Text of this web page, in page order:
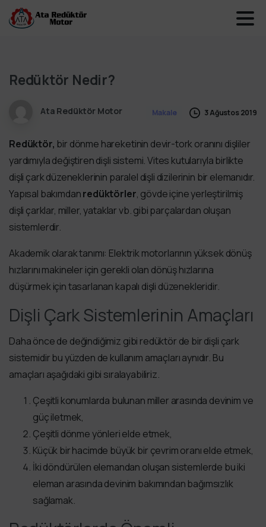
Redüktör Nedir?
Ata Redüktör Motor Makale 3 Ağustos 2019
Redüktör, bir dönme hareketinin devir-tork oranını dişliler
yardımıyla değiştiren dişli sistemi. Vites kutularıyla birlikte
dişli çark düzeneklerinin paralel dişli dizilerinin bir elemanıdır.
Yapısal bakımdanredüktörler, gövde içine yerleştirilmiş
dişli çarklar, miller, yataklar vb. gibi parçalardan oluşan
sistemlerdir.
Akademik olarak tanımı: Elektrik motorlarının yüksek dönüş
hızlarını makineler için gerekli olan dönüş hızlarına
düşürmek için tasarlanan kapalı dişli düzenekleridir.
Dişli Çark Sistemlerinin Amaçları
Daha önce de değindiğimiz gibi redüktör de bir dişli çark
sistemidir bu yüzden de kullanım amaçları aynıdır. Bu
amaçları aşağıdaki gibi sıralayabiliriz.
Çeşitli konumlarda bulunan miller arasında devinim ve
güç iletmek,
Çeşitli dönme yönleri elde etmek,
Küçük bir hacimde büyük bir çevrim oranı elde etmek,
İki döndürülen elemandan oluşan sistemlerde bu iki
eleman arasında devinim bakımından bağımsızlık
sağlamak.